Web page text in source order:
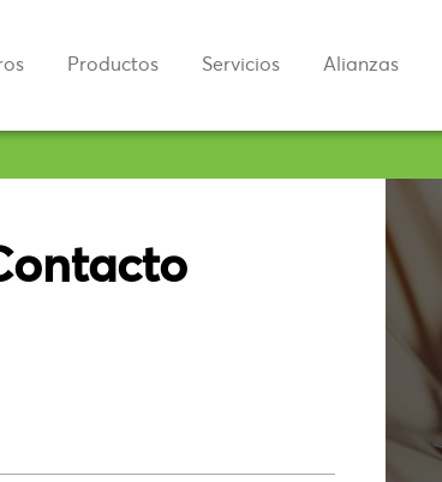
Productos Servicios Alianzas